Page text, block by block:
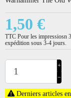
1,50 €
TTC Pour les impressiosn
expédition sous 3-4 jours.
+
−
Derniers articles